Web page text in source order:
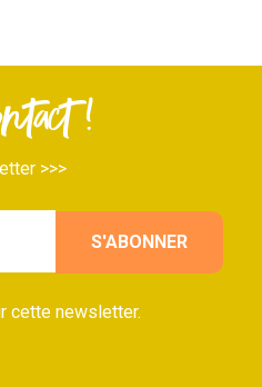
!
>>>
cette newsletter.